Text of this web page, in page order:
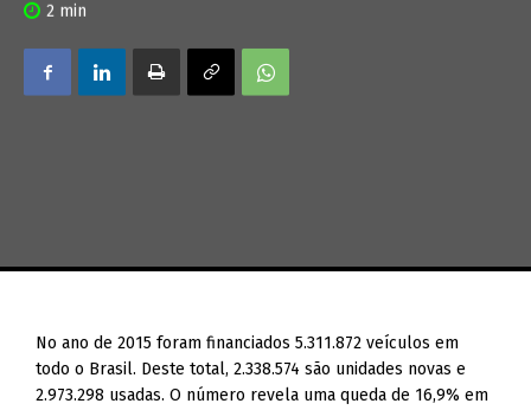
2 min
No ano de 2015 foram financiados 5.311.872 veículos em
todo o Brasil. Deste total, 2.338.574 são unidades novas e
2.973.298 usadas. O número revela uma queda de 16,9% em